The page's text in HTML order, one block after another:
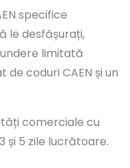
specifice
le desfășurați,
limitată
coduri CAEN și un
comerciale cu
și 5 zile lucrătoare.